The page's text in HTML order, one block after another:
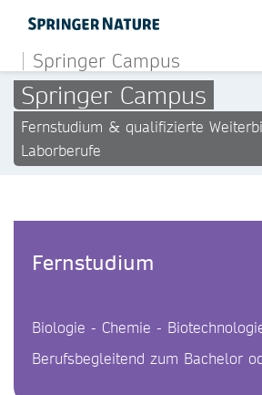
Springer Campus
Springer Campus
Fernstudium & qualifizierte
Laborberufe
Fernstudium
Biologie - Chemie -
Berufsbegleitend zum Bachelor